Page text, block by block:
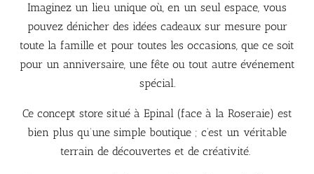
Imaginez un lieu unique où, en un seul espace, vous
pouvez dénicher des idées cadeaux sur mesure pour
toute la famille et pour toutes les occasions, que ce soit
pour un anniversaire, une fête ou tout autre événement
spécial.
Ce concept store situé à Epinal (face à la Roseraie) est
bien plus qu’une simple boutique ; c’est un véritable
terrain de découvertes et de créativité.